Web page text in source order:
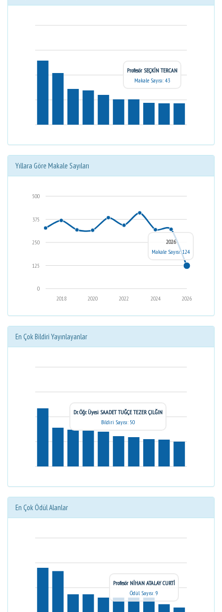
Profesör SEÇKİN TERCAN
Makale Sayısı: 43
Yıllara Göre Makale Sayıları
0
125
250
375
500
2026
2024
2022
2020
2018
2026
Makale Sayısı: 124
En Çok Bildiri Yayınlayanlar
Dr. Öğr. Üyesi SAADET TUĞÇE TEZER ÇILĞIN
Bildiri Sayısı: 50
En Çok Ödül Alanlar
Profesör NİHAN ATALAY CURTİ
Ödül Sayısı: 9